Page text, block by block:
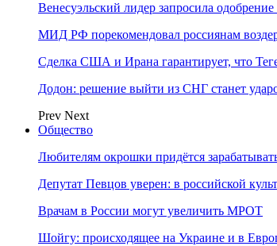
Венесуэльский лидер запросила
МИД РФ порекомендовал россиянам
Сделка США и Ирана гарантирует, что
Додон: решение выйти из СНГ станет
Prev Next
Общество
Любителям окрошки придётся
Депутат Певцов уверен: в российской
Врачам в России могут увеличить МРОТ
Шойгу: происходящее на Украине и в